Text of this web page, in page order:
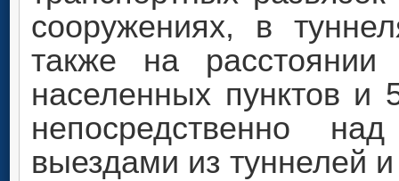
сооружениях, в
также на
населенных пунктов и
непосредственно
выездами из туннелей